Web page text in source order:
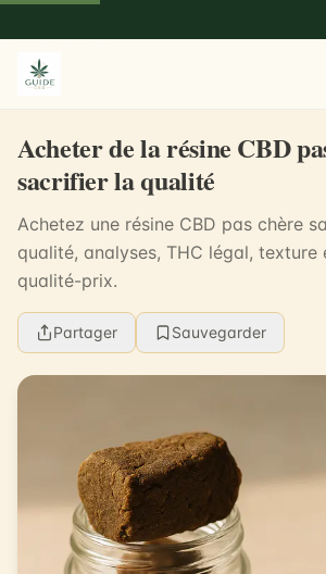
Acheter de la résine CBD
sacrifier la qualité
Achetez une résine CBD pas chère
qualité, analyses, THC légal,
qualité-prix.
Partager Sauvegarder